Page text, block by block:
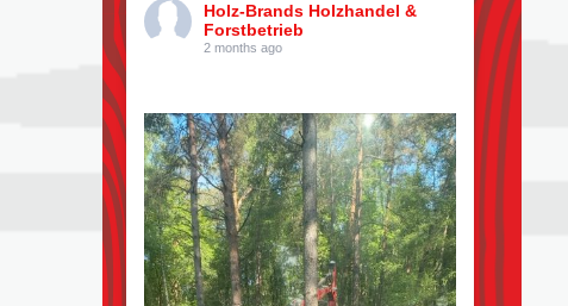
Holz-Brands Holzhandel &
Forstbetrieb
2 months ago